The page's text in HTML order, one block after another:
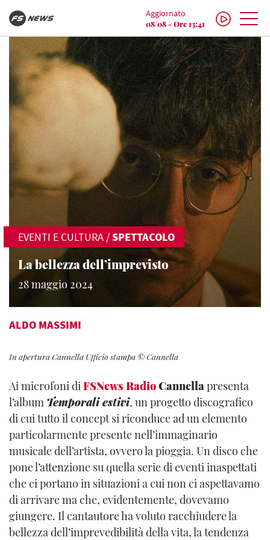
Aggiornato
08/08 - Ore 13:41
EVENTI E CULTURA /SPETTACOLO
La bellezza dell’imprevisto
28 maggio 2024
ALDO MASSIMI
In apertura Cannella Ufficio stampa © Cannella
Ai microfoni diFSNews RadioCannellapresenta
l’album Temporali estivi, un progetto discografico
di cui tutto il concept si riconduce ad un elemento
particolarmente presente nell’immaginario
musicale dell’artista, ovvero la pioggia. Un disco che
pone l’attenzione su quella serie di eventi inaspettati
che ci portano in situazioni a cui non ci aspettavamo
di arrivare ma che, evidentemente, dovevamo
giungere. Il cantautore ha voluto racchiudere la
bellezza dell’imprevedibilità della vita, la tendenza